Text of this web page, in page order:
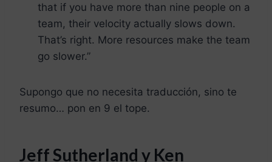
that if you have more than nine people on a
team, their velocity actually slows down.
That’s right. More resources make the team
go slower.”
Supongo que no necesita traducción, sino te
resumo… pon en 9 el tope.
Jeff Sutherland y Ken